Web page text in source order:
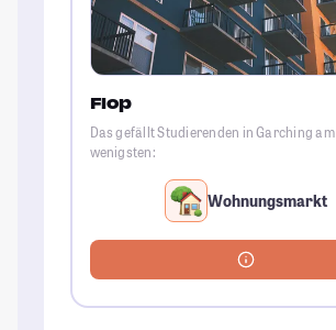
Flop
Das gefällt Studierenden in Garching am
wenigsten:
Wohnungsmarkt